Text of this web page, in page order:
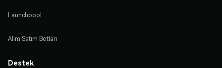
Launchpool
Alım Satım Botları
Destek